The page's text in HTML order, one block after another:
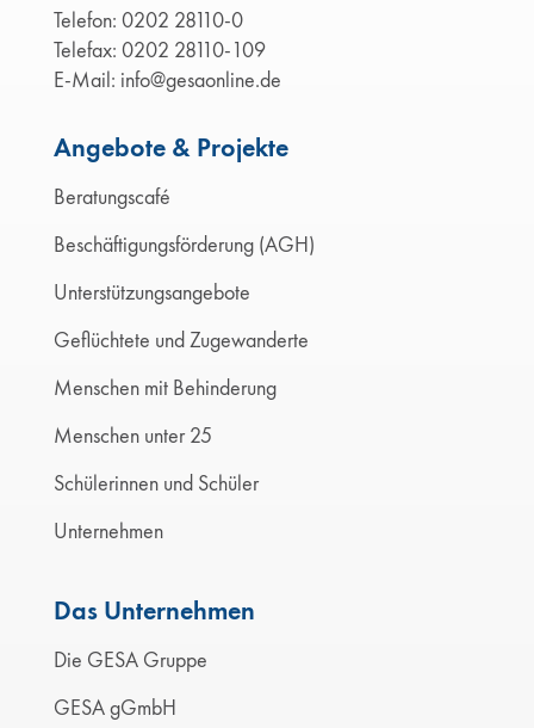
Telefon: 0202 28110-0
Telefax: 0202 28110-109
E-Mail: info@gesaonline.de
Angebote & Projekte
Beratungscafé
Beschäftigungsförderung (AGH)
Unterstützungsangebote
Geflüchtete und Zugewanderte
Menschen mit Behinderung
Menschen unter 25
Schülerinnen und Schüler
Unternehmen
Das Unternehmen
Die GESA Gruppe
GESA gGmbH